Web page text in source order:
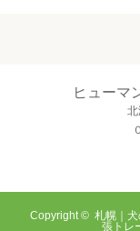
ヒューマ
北
Copyright © 札幌｜
張トレ